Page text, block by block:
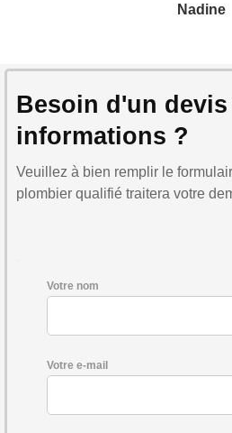
Nadine
Besoin d'un devis
informations ?
Veuillez à bien remplir le
plombier qualifié traitera votre
Votre nom
Votre e-mail